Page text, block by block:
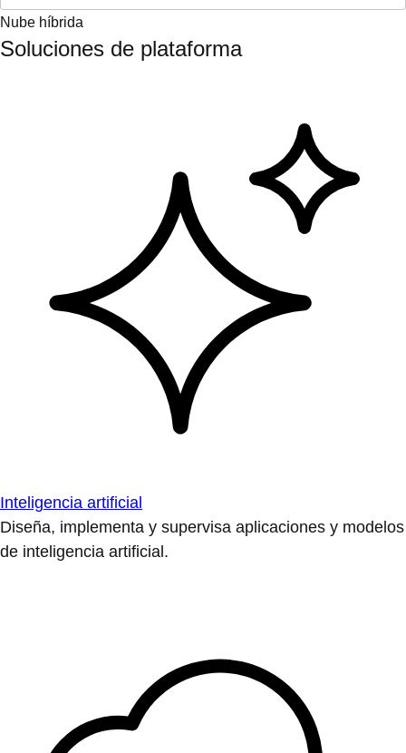
Nube híbrida
Soluciones de plataforma
Inteligencia artificial
Diseña, implementa y supervisa aplicaciones y modelos
de inteligencia artificial.